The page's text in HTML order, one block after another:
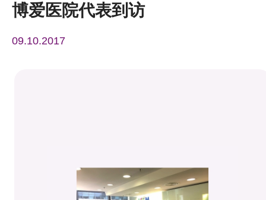
博爱医院代表到访
09.10.2017